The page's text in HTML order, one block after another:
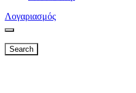
Λογαριασμός